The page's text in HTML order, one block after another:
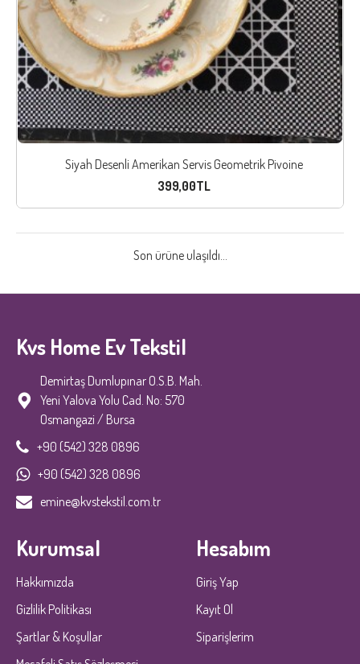
Siyah Desenli Amerikan Servis Geometrik Pivoine
399,00TL
Son ürüne ulaşıldı...
Kvs Home Ev Tekstil
Demirtaş Dumlupınar O.S.B. Mah.
Yeni Yalova Yolu Cad. No: 570
Osmangazi / Bursa
+90 (542) 328 0896
+90 (542) 328 0896
emine@kvstekstil.com.tr
Kurumsal
Hakkımızda
Gizlilik Politikası
Şartlar & Koşullar
Hesabım
Giriş Yap
Kayıt Ol
Siparişlerim